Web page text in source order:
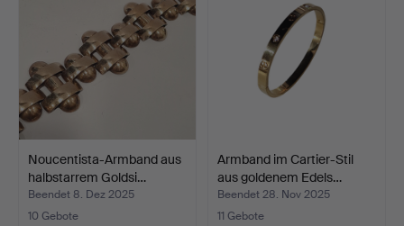
Noucentista-Armband aus
halbstarrem Goldsi…
Beendet 8. Dez 2025
10 Gebote
Armband im Cartier-Stil
aus goldenem Edels…
Beendet 28. Nov 2025
11 Gebote